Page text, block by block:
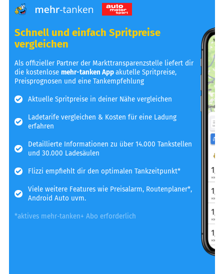
Schnell und einfach Spritpreise
vergleichen
Als offizieller Partner der Markttransparenzstelle liefert dir
die kostenlosemehr-tanken Appakutelle Spritpreise,
Preisprognosen und eine Tankempfehlung
Aktuelle Spritpreise in deiner Nähe vergleichen
Ladetarife vergleichen & Kosten für eine Ladung
erfahren
Detaillierte Informationen zu über 14.000 Tankstellen
und 30.000 Ladesäulen
Flizzi empfiehlt dir den optimalen Tankzeitpunkt*
Viele weitere Features wie Preisalarm, Routenplaner*,
Android Auto uvm.
*aktives mehr-tanken+ Abo erforderlich